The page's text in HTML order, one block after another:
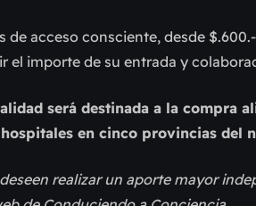
de acceso consciente, desde
el importe de su entrada y
será destinada a la compra
en cinco provincias del
realizar un aporte mayor